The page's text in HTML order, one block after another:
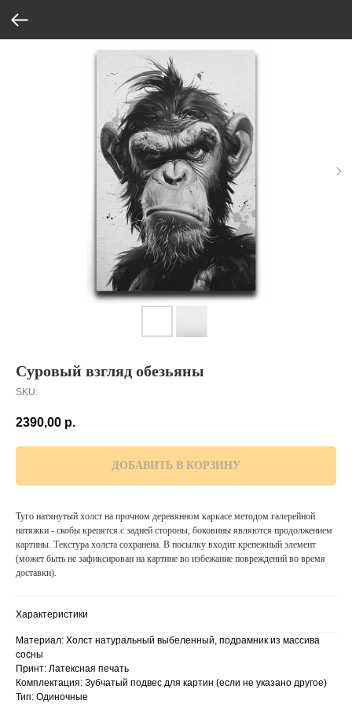
Суровый взгляд обезьяны
SKU:
2390,00 р.
ДОБАВИТЬ В КОРЗИНУ
Туго натянутый холст на прочном деревянном каркасе методом галерейной
натяжки - скобы крепятся с задней стороны, боковины являются продолжением
картины. Текстура холста сохранена. В посылку входит крепежный элемент
(может быть не зафиксирован на картине во избежание повреждений во время
доставки).
Характеристики
Материал: Холст натуральный выбеленный, подрамник из массива
сосны
Принт: Латексная печать
Комплектация: Зубчатый подвес для картин (если не указано другое)
Тип: Одиночные